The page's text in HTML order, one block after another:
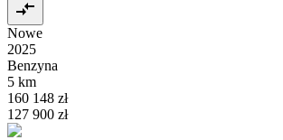
Nowe
2025
Benzyna
5 km
160 148 zł
127 900 zł